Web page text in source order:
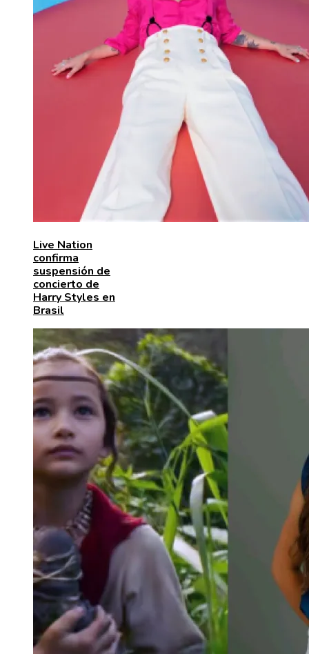
Live Nation
confirma
suspensión de
concierto de
Harry Styles en
Brasil